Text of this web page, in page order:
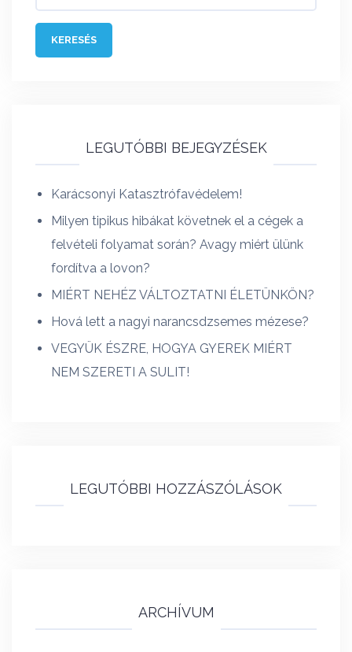
LEGUTÓBBI BEJEGYZÉSEK
Karácsonyi Katasztrófavédelem!
Milyen tipikus hibákat követnek el a cégek a
felvételi folyamat során? Avagy miért ülünk
fordítva a lovon?
MIÉRT NEHÉZ VÁLTOZTATNI ÉLETÜNKÖN?
Hová lett a nagyi narancsdzsemes mézese?
VEGYÜK ÉSZRE, HOGYA GYEREK MIÉRT
NEM SZERETI A SULIT!
LEGUTÓBBI HOZZÁSZÓLÁSOK
ARCHÍVUM